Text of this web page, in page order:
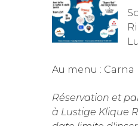
Au menu :
Réservation et
à Lustige Klique